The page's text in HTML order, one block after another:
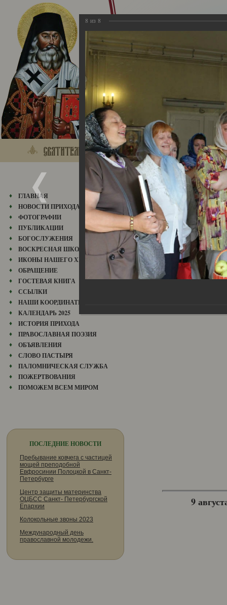
ГЛАВНАЯ
НОВОСТИ ПРИХОДА
ФОТОГРАФИИ
ПУБЛИКАЦИИ
БОГОСЛУЖЕНИЯ
ВОСКРЕСНАЯ ШКОЛА
ИКОНЫ НАШЕГО ХРАМА
ОБРАЩЕНИЕ
ГОСТЕВАЯ КНИГА
ССЫЛКИ
НАШИ КООРДИНАТЫ
КАЛЕНДАРЬ 2025
ИСТОРИЯ ПРИХОДА
ПРАВОСЛАВНАЯ ПОЭЗИЯ
ОБЪЯВЛЕНИЯ
СЛОВО ПАСТЫРЯ
ПАЛОМНИЧЕСКАЯ СЛУЖБА
ПОЖЕРТВОВАНИЯ
ПОМОЖЕМ ВСЕМ МИРОМ
ПОСЛЕДНИЕ НОВОСТИ
Пребывание ковчега с частицей
мощей преподобной
Евфросинии Полоцкой в Санкт-
Петербурге
Центр защиты материнства
ОЦБСС Санкт- Петербургской
Епархии
Колокольные звоны 2023
Международный день
православной молодежи.
2013
9
8 из 8